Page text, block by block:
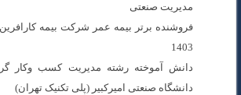
مدیریت صنعتی
1403
دانش آموخته رشته مدیریت کسب وکار
دانشگاه صنعتی امیرکبیر (پلی تکنیک تهران)